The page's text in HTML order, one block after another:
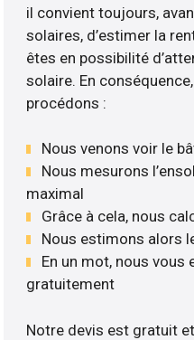
il convient toujours,
solaires, d’estimer la
êtes en possibilité
solaire. En
procédons :
Nous venons voir le
Nous mesurons
maximal
Grâce à cela, nous
Nous estimons alors
En un mot, nous vous
gratuitement
Notre devis est gratuit